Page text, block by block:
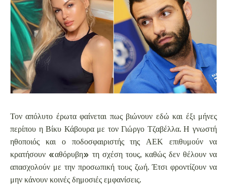
Τον απόλυτο έρωτα φαίνεται πως βιώνουν εδώ και έξι μήνες
περίπου η Βίκυ Κάβουρα με τον Γιώργο Τζαβέλλα. Η γνωστή
ηθοποιός και ο ποδοσφαιριστής της ΑΕΚ επιθυμούν να
κρατήσουν «αθόρυβη» τη σχέση τους, καθώς δεν θέλουν να
απασχολούν με την προσωπική τους ζωή. Έτσι φροντίζουν να
μην κάνουν κοινές δημοσιές εμφανίσεις.